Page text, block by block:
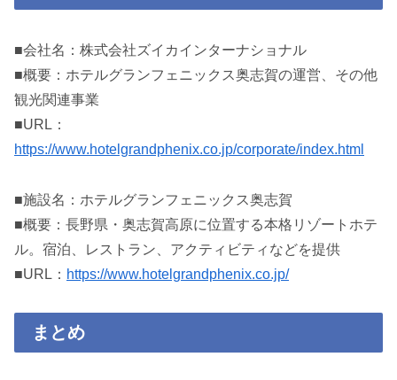
■会社名：株式会社ズイカインターナショナル
■概要：ホテルグランフェニックス奥志賀の運営、その他
観光関連事業
■URL：
https://www.hotelgrandphenix.co.jp/corporate/index.html
■施設名：ホテルグランフェニックス奥志賀
■概要：長野県・奥志賀高原に位置する本格リゾートホテ
ル。宿泊、レストラン、アクティビティなどを提供
■URL： https://www.hotelgrandphenix.co.jp/
まとめ